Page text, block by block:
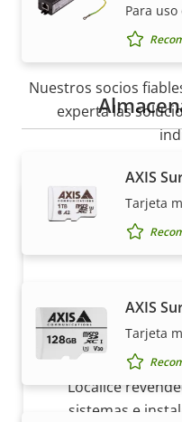
Para
AXIS
Tarjeta
AXIS
Tarjeta
Nuestros socios
experta las
¿Quiere
Localice
sistemas e